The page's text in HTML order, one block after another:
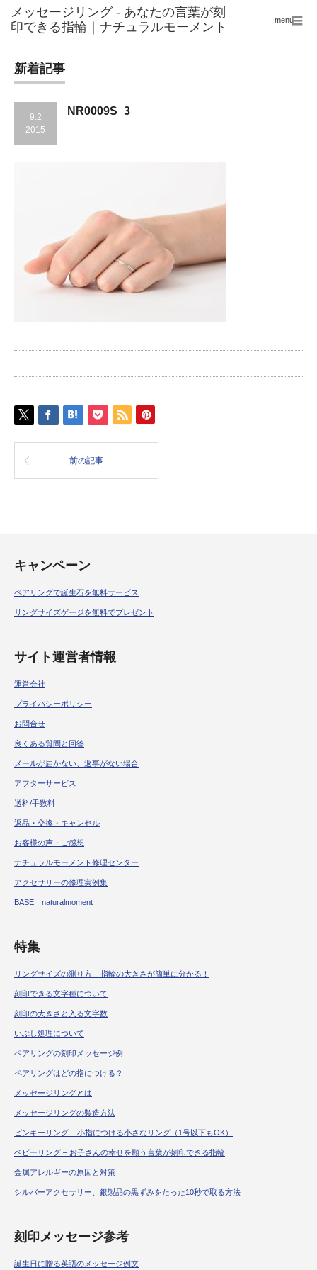
menu
新着記事
9.2
2015
NR0009S_3
前の記事
キャンペーン
ペアリングで誕生石を無料サービス
リングサイズゲージを無料でプレゼント
サイト運営者情報
運営会社
プライバシーポリシー
お問合せ
良くある質問と回答
メールが届かない、返事がない場合
アフターサービス
送料/手数料
返品・交換・キャンセル
お客様の声・ご感想
ナチュラルモーメント修理センター
アクセサリーの修理実例集
BASE｜naturalmoment
特集
リングサイズの測り方 – 指輪の大きさが簡単に分かる！
刻印できる文字種について
刻印の大きさと入る文字数
いぶし処理について
ペアリングの刻印メッセージ例
ペアリングはどの指につける？
メッセージリングとは
メッセージリングの製造方法
ピンキーリング – 小指につける小さなリング（1号以下もOK）
ベビーリング – お子さんの幸せを願う言葉が刻印できる指輪
金属アレルギーの原因と対策
シルバーアクセサリー、銀製品の黒ずみをたった10秒で取る方法
刻印メッセージ参考
誕生日に贈る英語のメッセージ例文